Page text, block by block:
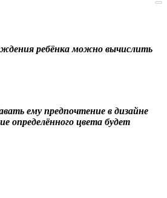
ребёнка можно вычислить
ему предпочтение в дизайне
определённого цвета будет